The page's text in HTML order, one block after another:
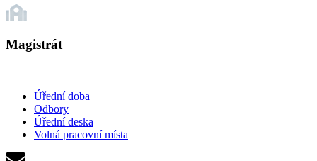
Magistrát
Úřední doba
Odbory
Úřední deska
Volná pracovní místa